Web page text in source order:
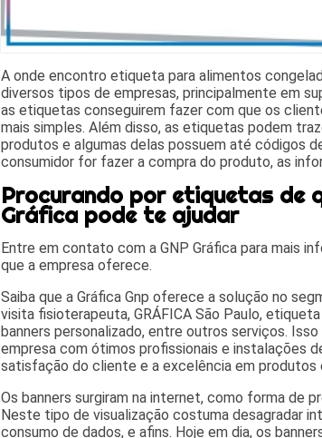
A onde encontro etiqueta para alimentos
diversos tipos de empresas, principalmente em
as etiquetas conseguirem fazer com que os
mais simples. Além disso, as etiquetas podem
produtos e algumas delas possuem até códigos
consumidor for fazer a compra do produto, as
Procurando por etiquetas de
Gráfica pode te ajudar
Entre em contato com a GNP Gráfica para mais
que a empresa oferece.
Saiba que a Gráfica Gnp oferece a solução no
visita fisioterapeuta, GRÁFICA São Paulo,
banners personalizado, entre outros serviços.
empresa com ótimos profissionais e instalações
satisfação do cliente e a excelência em produtos
Os banners surgiram na internet, como forma de
Neste tipo de visualização costuma desagradar
consumo de dados, e afins. Hoje em dia, os